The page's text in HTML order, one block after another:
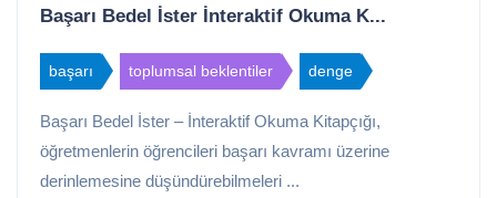
Başarı Bedel İster İnteraktif Okuma K...
başarı toplumsal beklentiler denge
Başarı Bedel İster – İnteraktif Okuma Kitapçığı,
öğretmenlerin öğrencileri başarı kavramı üzerine
derinlemesine düşündürebilmeleri ...